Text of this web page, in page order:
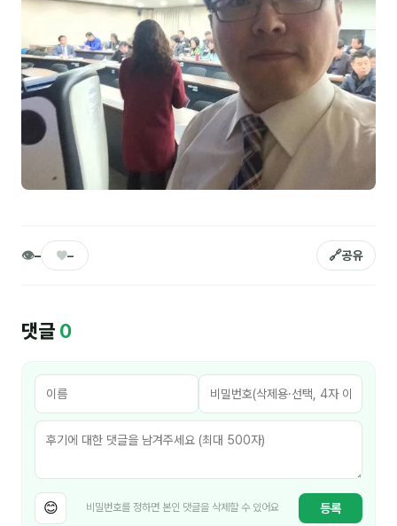
김종혁
구자룡
김경태
김소연
김의중
김지혜
민광동
박혜랑
오미영
👁– ♥– 🔗공유
댓글 0
😊 비밀번호를 정하면 본인 댓글을 삭제할 수 있어요 등록